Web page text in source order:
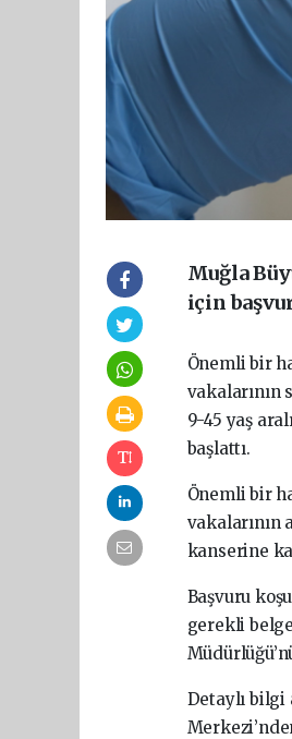
Muğla
için
Önemli bir
vakalarının
9-45 yaş
başlattı.
Önemli bir
vakalarının
kanserine
Başvuru
gerekli
Detaylı bilgi